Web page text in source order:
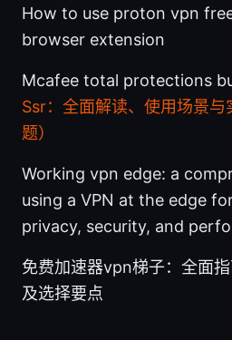
How to use proton vpn
browser extension
Mcafee total protections
Ssr：全面解读、使用场景与
题）
Working vpn edge: a
using a VPN at the edge
privacy, security, and
免费加速器vpn梯子：全面
及选择要点